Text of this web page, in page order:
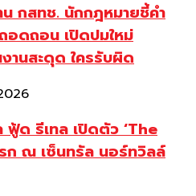
กสทช. นักกฎหมายชี้คำ
อดถอน เปิดปมใหม่
งานสะดุด ใครรับผิด
ฟู้ด รีเทล เปิดตัว ‘The
ก ณ เซ็นทรัล นอร์ทวิลล์